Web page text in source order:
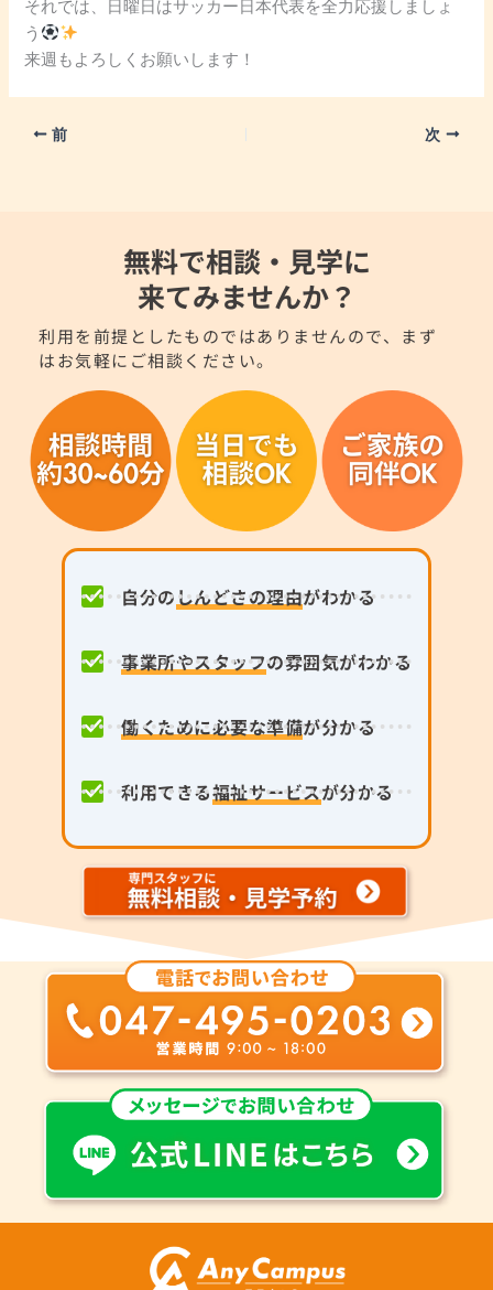
それでは、日曜日はサッカー日本代表を全力応援しましょ
う
来週もよろしくお願いします！
前 次
無料で相談・見学に
来てみませんか？
利用を前提としたものではありませんので、まず
はお気軽にご相談ください。
自分のしんどさの理由がわかる
事業所やスタッフの雰囲気がわかる
働くために必要な準備が分かる
利用できる福祉サービスが分かる